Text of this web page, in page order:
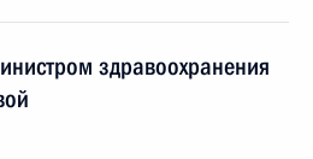
здравоохранения